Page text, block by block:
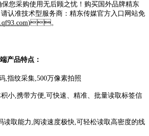
保您采购使用无后顾之忧！购买国外品牌精东
准技术型服务商：精东传媒官方入口网站免
)。
品特点：
,指纹采集,500万像素拍照
小,携带方便,可快速、精准、批量读取标签信
读取能力,阅读速度极快,可轻松读取高密度的线